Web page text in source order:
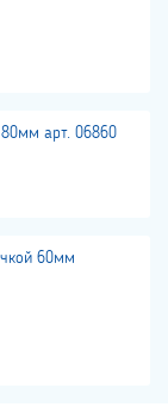
арт. 06860
60мм